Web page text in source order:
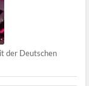
der Deutschen